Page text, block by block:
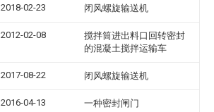
2018-02-23 闭风螺旋输送机
2012-02-08
搅拌筒进出料口回转密封
的混凝土搅拌运输车
2017-08-22 闭风螺旋输送机
2016-04-13 一种密封闸门